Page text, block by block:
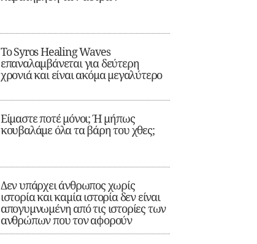
Το Syros Healing Waves
επαναλαμβάνεται για δεύτερη
χρονιά και είναι ακόμα μεγαλύτερο
Είμαστε ποτέ μόνοι; Ή μήπως
κουβαλάμε όλα τα βάρη του χθες;
Δεν υπάρχει άνθρωπος χωρίς
ιστορία και καμία ιστορία δεν είναι
απογυμνωμένη από τις ιστορίες των
ανθρώπων που τον αφορούν